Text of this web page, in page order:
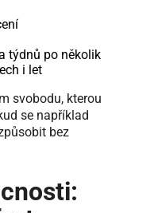
týdnů po několik
i let
svobodu, kterou
se například
bez